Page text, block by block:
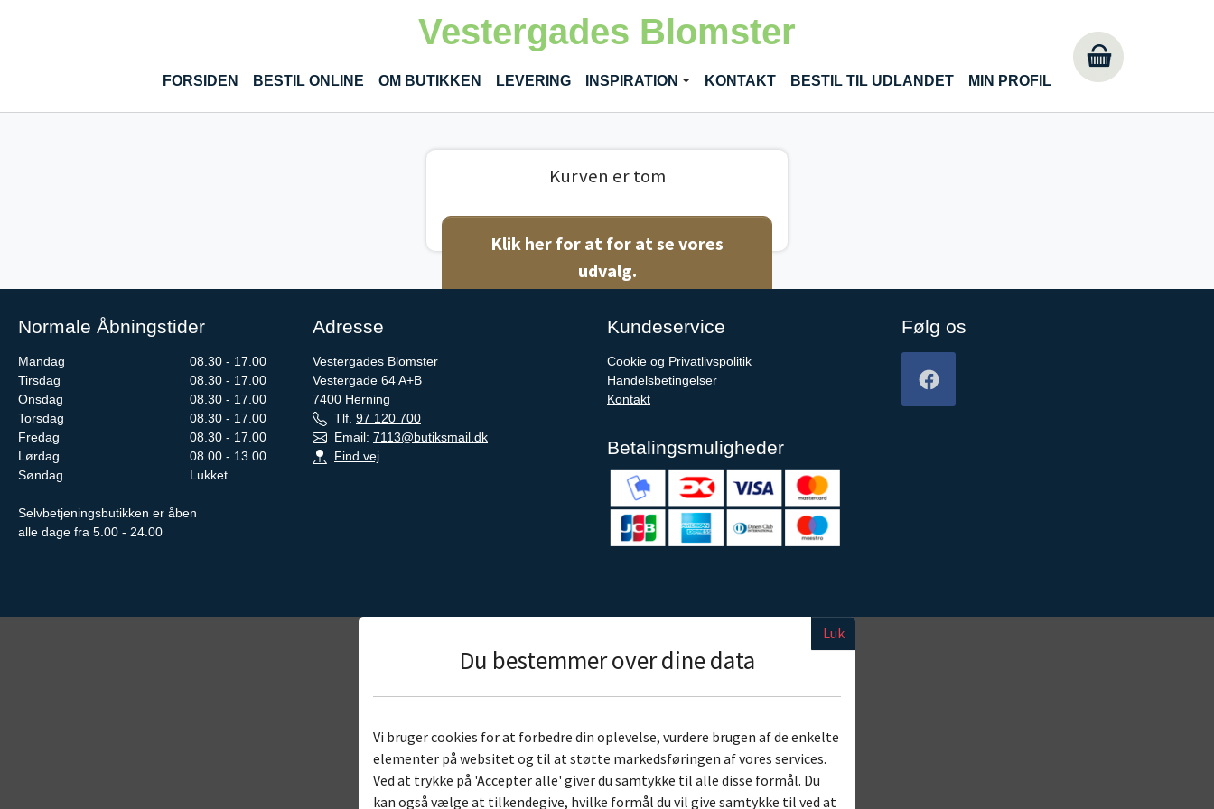
Vestergades Blomster
FORSIDEN BESTIL ONLINE OM BUTIKKEN LEVERING INSPIRATION KONTAKT BESTIL TIL UDLANDET MIN PROFIL
Kurven er tom
Klik her for at for at se vores
udvalg.
Normale Åbningstider
Mandag
08.30 - 17.00
Tirsdag
08.30 - 17.00
Onsdag
08.30 - 17.00
Torsdag
08.30 - 17.00
Fredag
08.30 - 17.00
Lørdag
08.00 - 13.00
Søndag
Lukket
Selvbetjeningsbutikken er åben
alle dage fra 5.00 - 24.00
Adresse
Vestergades Blomster
Vestergade 64 A+B
7400 Herning
Tlf. 97 120 700
Email: 7113@butiksmail.dk
Find vej
Kundeservice
Cookie og Privatlivspolitik
Handelsbetingelser
Kontakt
Betalingsmuligheder
Følg os
Luk
Du bestemmer over dine data
Vi bruger cookies for at forbedre din oplevelse, vurdere brugen af de enkelte
elementer på websitet og til at støtte markedsføringen af vores services.
Ved at trykke på 'Accepter alle' giver du samtykke til alle disse formål. Du
kan også vælge at tilkendegive, hvilke formål du vil give samtykke til ved at